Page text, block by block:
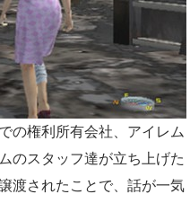
の権利所有会社、アイレム
のスタッフ達が立ち上げた
渡されたことで、話が一気